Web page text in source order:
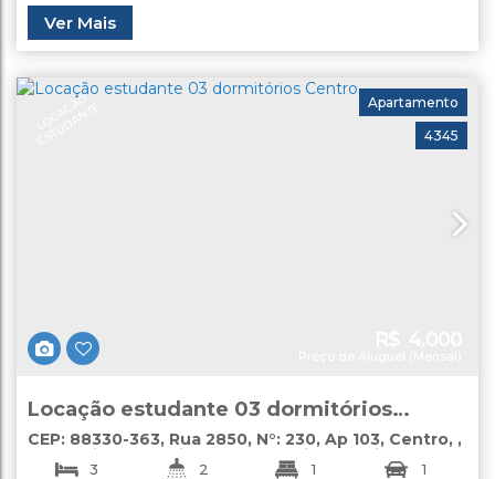
Privativo:
81 .51m²
Ver Mais
4345
Apartamento
Locação estudante 03 dormitórios
Centro
CEP: 88330-363, Rua 2850, N°: 230, Ap 103, Centro ,
Balneário Camboriú
Santa Catarina Brasil
3 2 1 1